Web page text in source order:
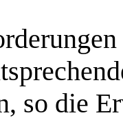
so die